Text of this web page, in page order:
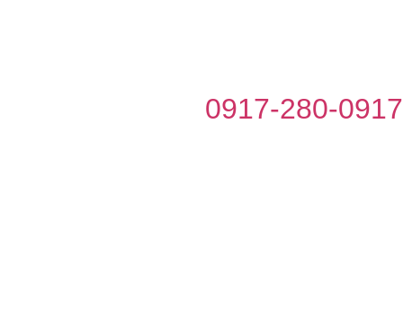
0917-280-